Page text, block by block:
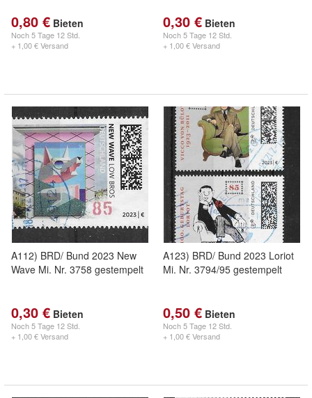
0,80 € Bieten
Noch5 Tage 12 Std.
+ 1,00 € Versand
0,30 € Bieten
Noch5 Tage 12 Std.
+ 1,00 € Versand
A112) BRD/ Bund 2023 New
Wave Mi. Nr. 3758 gestempelt
0,30 € Bieten
Noch5 Tage 12 Std.
+ 1,00 € Versand
A123) BRD/ Bund 2023 Loriot
Mi. Nr. 3794/95 gestempelt
0,50 € Bieten
Noch5 Tage 12 Std.
+ 1,00 € Versand